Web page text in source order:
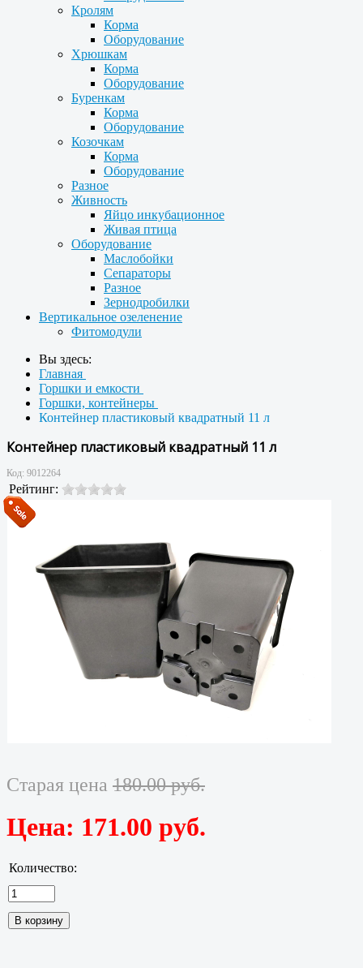
Кролям
Корма
Оборудование
Хрюшкам
Корма
Оборудование
Буренкам
Корма
Оборудование
Козочкам
Корма
Оборудование
Разное
Живность
Яйцо инкубационное
Живая птица
Оборудование
Маслобойки
Сепараторы
Разное
Зернодробилки
Вертикальное озеленение
Фитомодули
Вы здесь:
Главная
Горшки и емкости
Горшки, контейнеры
Контейнер пластиковый квадратный 11 л
Контейнер пластиковый квадратный 11 л
Код: 9012264
Рейтинг:
Старая цена 180.00 руб.
Цена: 171.00 руб.
Количество: